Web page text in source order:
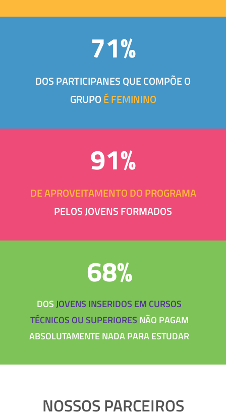
71%
DOS PARTICIPANES QUE COMPÕE O
GRUPOÉ FEMININO
91%
DE APROVEITAMENTO DO PROGRAMA
PELOS JOVENS FORMADOS
68%
DOSJOVENS INSERIDOS EM CURSOS
TÉCNICOS OU SUPERIORES NÃO PAGAM
ABSOLUTAMENTE NADA PARA ESTUDAR
NOSSOS PARCEIROS